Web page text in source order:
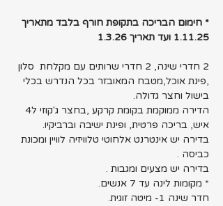
* חימום הבריכה בתקופת חורף בלבד מתאריך
1.11.25 ועד תאריך 1.3.26
2 חדרי שינה, 2 חדרי שרותים עם מקלחת  סלון
,פינת אוכל,מטבח המאובזר בכל הנדרש בכלי
בישול וחצר גדולה.
איש, בריכה פרטית, ופינת ישיבה וברביקיו.
בדירה יש אינטרנט אלחוטי טלוויזיה לוויין ומכונת
כביסה .
בדירה יש מצעים ומגבות .
* מקומות לינה עד 7 אנשים.
חדר שינה 1- מיטה זוגית.